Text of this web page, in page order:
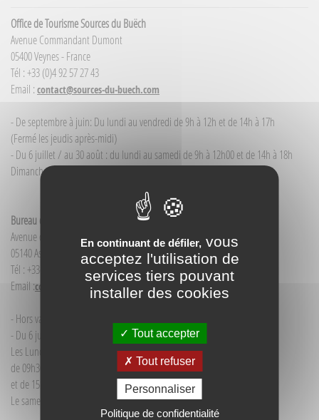
Office de Tourisme Sources du Buëch
Avenue Commandant Dumont
05400 Veynes - France
Tél : +33 (0)4 92 57 27 43
Email : contact@sources-du-buech.com
- De septembre à juin: Du lundi au vendredi de 9h à 12h et de 14h à 17h
(Fermé les jeudis après-midi)
- Du 6 juillet / au 30 août : du lundi au samedi de 9h à 12h00 et de 14h à 18h
Dimanche et jour férié : 9h à 12h00
Bureau d'Informations touristiques Aspres-sur-Buëch
Avenue de la Gare
05140 Aspres-sur-Buëch - France
Tél : +33(0)4 92 58 68 88
Email :contact@sources-du-buech.com
- Hors vacances d'été : mardi de 9h30 à 12h00
- Du 6 juillet au 30 août :
Les Lundi et Mercredi
de 09h30 à 12h30
et de 15h30 à 18h00
Le samedi matin de 09h30 à 12h30
En continuant de défiler, vous
acceptez l'utilisation de
services tiers pouvant
installer des cookies
Tout accepter
Tout refuser
Personnaliser
Politique de confidentialité